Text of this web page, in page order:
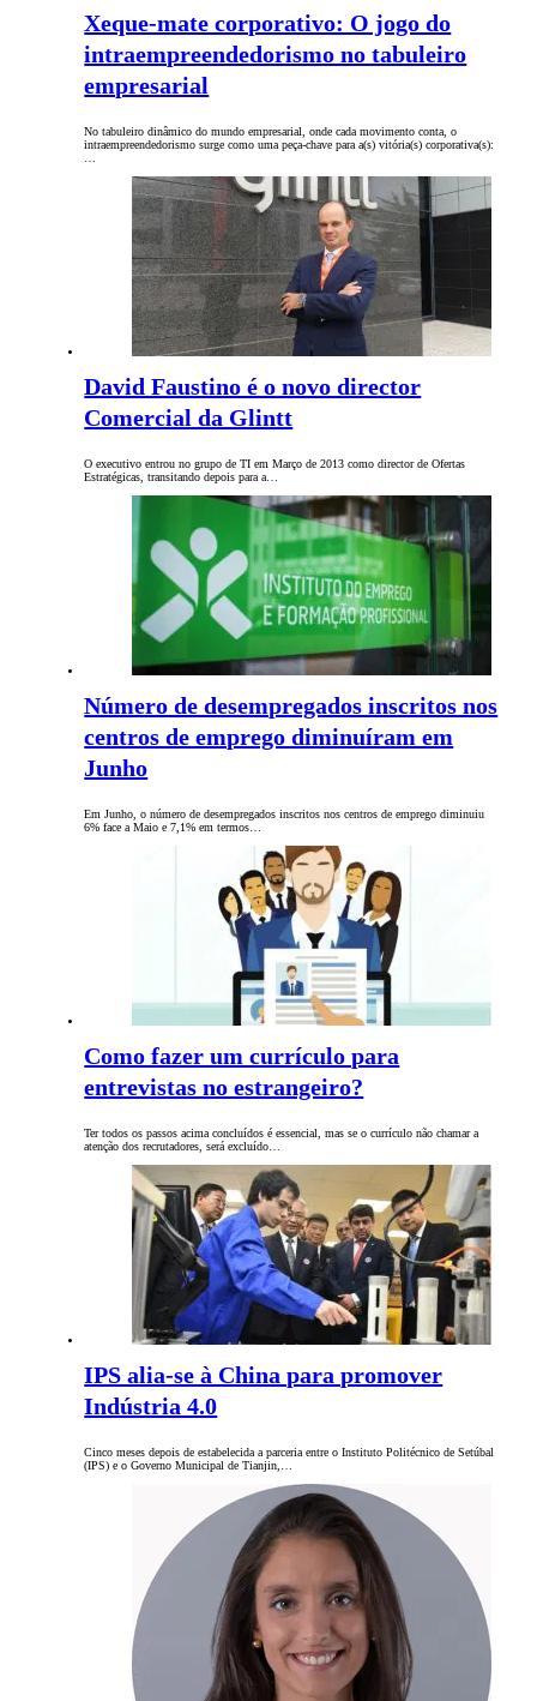
Xeque-mate corporativo: O jogo do
intraempreendedorismo no tabuleiro
empresarial
No tabuleiro dinâmico do mundo empresarial, onde cada movimento conta, o
intraempreendedorismo surge como uma peça-chave para a(s) vitória(s) corporativa(s):
…
David Faustino é o novo director
Comercial da Glintt
O executivo entrou no grupo de TI em Março de 2013 como director de Ofertas
Estratégicas, transitando depois para a…
Número de desempregados inscritos nos
centros de emprego diminuíram em
Junho
Em Junho, o número de desempregados inscritos nos centros de emprego diminuiu
6% face a Maio e 7,1% em termos…
Como fazer um currículo para
entrevistas no estrangeiro?
Ter todos os passos acima concluídos é essencial, mas se o currículo não chamar a
atenção dos recrutadores, será excluído…
IPS alia-se à China para promover
Indústria 4.0
Cinco meses depois de estabelecida a parceria entre o Instituto Politécnico de Setúbal
(IPS) e o Governo Municipal de Tianjin,…